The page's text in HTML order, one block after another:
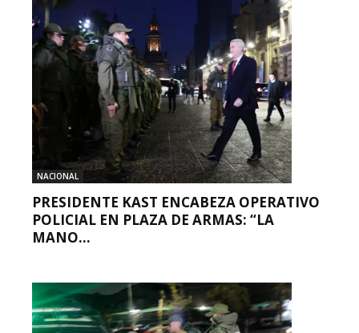
NACIONAL
PRESIDENTE KAST ENCABEZA OPERATIVO
POLICIAL EN PLAZA DE ARMAS: “LA
MANO...